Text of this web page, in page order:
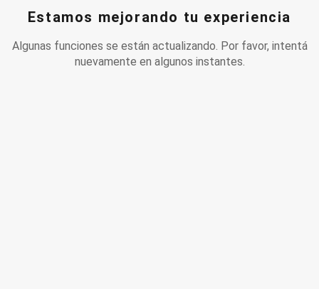
Estamos mejorando tu experiencia
Algunas funciones se están actualizando. Por favor, intentá
nuevamente en algunos instantes.